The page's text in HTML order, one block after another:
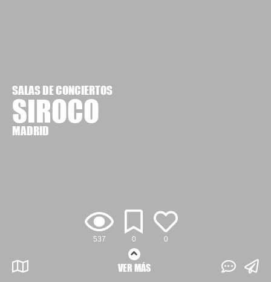
537 0 0
SALAS DE CONCIERTOS
SIROCO
MADRID
VER MÁS